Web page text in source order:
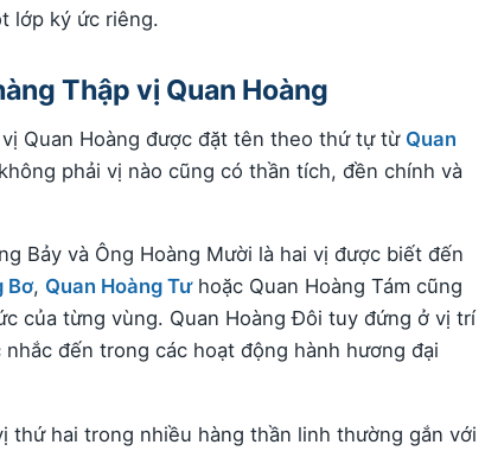
lớp ký ức riêng.
Thập vị Quan Hoàng
Quan Hoàng được đặt tên theo thứ tự từ Quan
phải vị nào cũng có thần tích, đền chính và
Bảy và Ông Hoàng Mười là hai vị được biết đến
Bơ, Quan Hoàng Tưhoặc Quan Hoàng Tám cũng
của từng vùng. Quan Hoàng Đôi tuy đứng ở vị trí
đến trong các hoạt động hành hương đại
hai trong nhiều hàng thần linh thường gắn với